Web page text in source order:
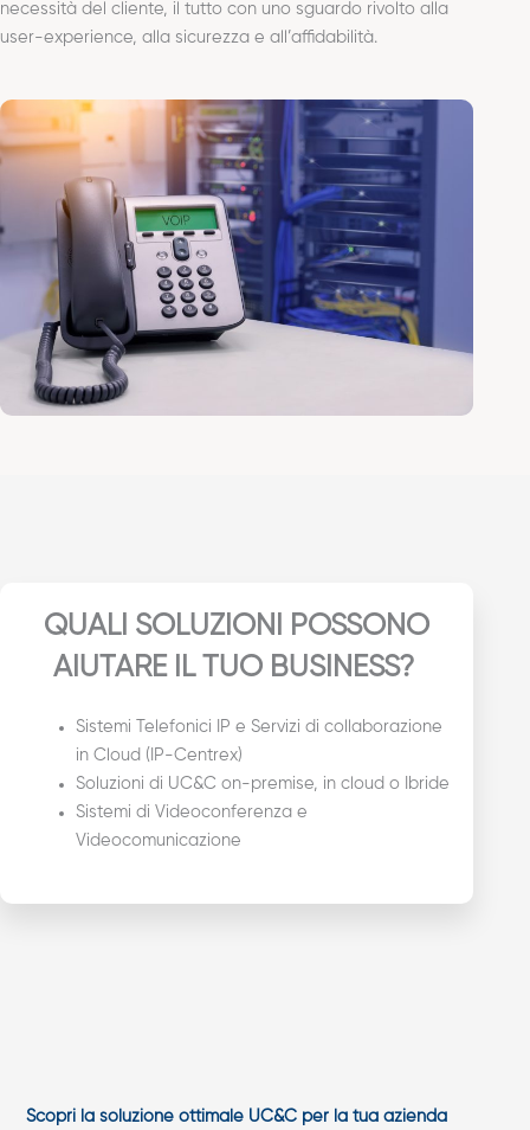
necessità del cliente, il tutto con uno sguardo rivolto alla
user-experience, alla sicurezza e all’affidabilità.
QUALI SOLUZIONI POSSONO
AIUTARE IL TUO BUSINESS?
Sistemi Telefonici IP e Servizi di collaborazione
in Cloud (IP-Centrex)
Soluzioni di UC&C on-premise, in cloud o Ibride
Sistemi di Videoconferenza e
Videocomunicazione
Scopri la soluzione ottimale UC&C per la tua azienda